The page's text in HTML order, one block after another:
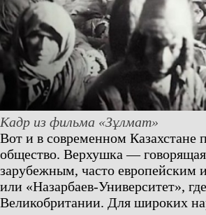
Кадр из фильма «Зұлмат»
Вот и в современном Казахстане
общество. Верхушка —
зарубежным, часто европейским
или «Назарбаев-Университет»,
Великобритании. Для широких